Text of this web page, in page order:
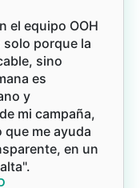
el equipo OOH
solo porque la
sino
es
y
mi campaña,
me ayuda
en un